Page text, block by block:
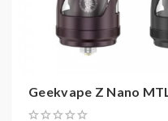
Durchmesser:
Befüllung:
Verdampfer Art:
Geekvape Z Nano